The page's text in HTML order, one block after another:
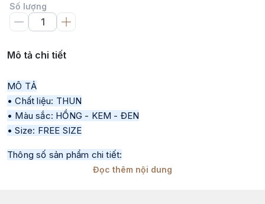
Số lượng
Mô tả chi tiết
MÔ TẢ
• Chất liệu: THUN
• Màu sắc: HỒNG - KEM - ĐEN
• Size: FREE SIZE
Thông số sản phẩm chi tiết:
• Size S: ngực dưới 82 cm, eo dưới 64 cm
Đọc thêm nội dung